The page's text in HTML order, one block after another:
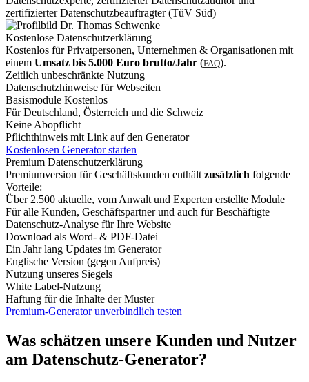
zertifizierter Datenschutzbeauftragter (TüV Süd)
Kostenlose Datenschutzerklärung
Kostenlos für Privatpersonen, Unternehmen & Organisationen mit
einem Umsatz bis 5.000 Euro brutto/Jahr (FAQ).
Zeitlich unbeschränkte Nutzung
Datenschutzhinweise für Webseiten
Basismodule Kostenlos
Für Deutschland, Österreich und die Schweiz
Keine Abopflicht
Pflichthinweis mit Link auf den Generator
Kostenlosen Generator starten
Premium Datenschutzerklärung
Premiumversion für Geschäftskunden enthält zusätzlich folgende
Vorteile:
Über 2.500 aktuelle, vom Anwalt und Experten erstellte Module
Für alle Kunden, Geschäftspartner und auch für Beschäftigte
Datenschutz-Analyse für Ihre Website
Download als Word- & PDF-Datei
Ein Jahr lang Updates im Generator
Englische Version (gegen Aufpreis)
Nutzung unseres Siegels
White Label-Nutzung
Haftung für die Inhalte der Muster
Premium-Generator unverbindlich testen
Was schätzen unsere Kunden und Nutzer
am Datenschutz-Generator?